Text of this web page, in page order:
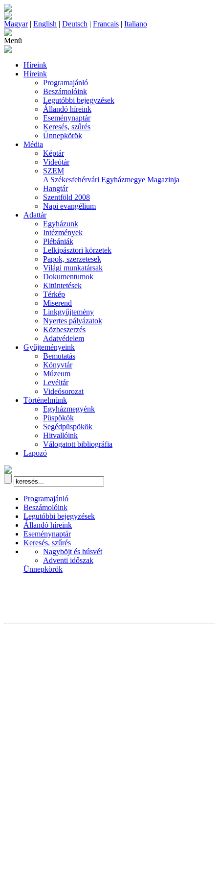
Magyar| English | Deutsch | Francais | Italiano
Menü
Híreink
Híreink
Programajánló
Beszámolóink
Legutóbbi bejegyzések
Állandó híreink
Eseménynaptár
Keresés, szűrés
Ünnepkörök
Média
Képtár
Videótár
SZEM
A Székesfehérvári Egyházmegye Magazinja
Hangtár
Szentföld 2008
Napi evangélium
Adattár
Egyházunk
Intézmények
Plébániák
Lelkipásztori körzetek
Papok, szerzetesek
Világi munkatársak
Dokumentumok
Kitüntetések
Térkép
Miserend
Linkgyűjtemény
Nyertes pályázatok
Közbeszerzés
Adatvédelem
Gyűjteményeink
Bemutatás
Könyvtár
Múzeum
Levéltár
Videósorozat
Történelmünk
Egyházmegyénk
Püspökök
Segédpüspökök
Hitvallóink
Válogatott bibliográfia
Lapozó
Programajánló
Beszámolóink
Legutóbbi bejegyzések
Állandó híreink
Eseménynaptár
Keresés, szűrés
Nagyböjt és húsvét
Adventi időszak
Ünnepkörök